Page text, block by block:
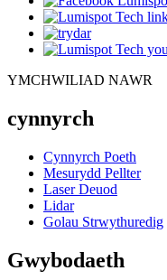
YMCHWILIAD NAWR
cynnyrch
Cynnyrch Poeth
Mesurydd Pellter
Laser Deuod
Lidar
Golau Strwythuredig
Gwybodaeth